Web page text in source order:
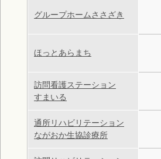
グループホームささざき
ほっとあらまち
訪問看護ステーション
すまいる
通所リハビリテーション
ながおか生協診療所